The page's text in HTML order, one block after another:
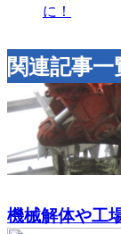
に！
関連記事一
機械解体や工